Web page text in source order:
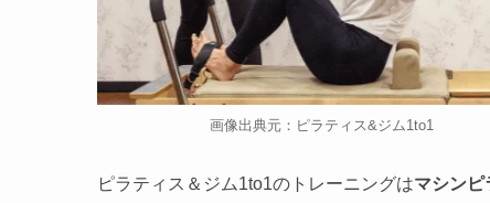
画像出典元：ピラティス&ジム1to1
ピラティス＆ジム1to1のトレーニングはマシンピ